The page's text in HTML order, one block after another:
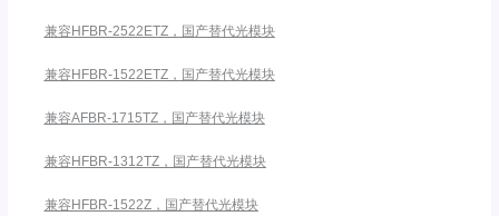
兼容HFBR-2522ETZ，国产替代光模块
兼容HFBR-1522ETZ，国产替代光模块
兼容AFBR-1715TZ，国产替代光模块
兼容HFBR-1312TZ，国产替代光模块
兼容HFBR-1522Z，国产替代光模块